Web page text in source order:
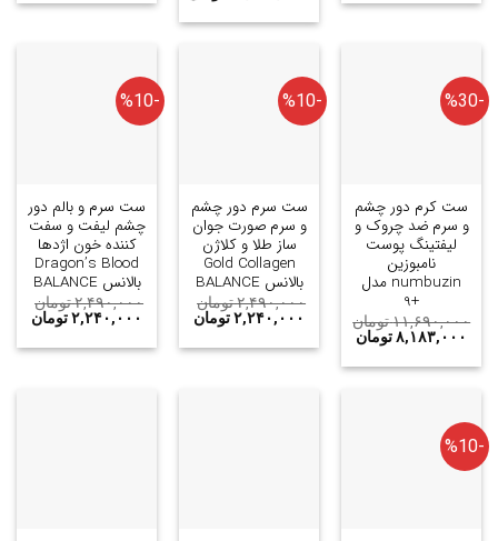
-%30
ست کرم دور چشم
و سرم ضد چروک و
لیفتینگ پوست
نامبوزین
numbuzin مدل
+9
۱۱,۶۹۰,۰۰۰تومان
۸,۱۸۳,۰۰۰تومان
-%10
ست سرم دور چشم
و سرم صورت جوان
ساز طلا و کلاژن
Gold Collagen
بالانس BALANCE
۲,۴۹۰,۰۰۰تومان
۲,۲۴۰,۰۰۰تومان
-%10
ست سرم و بالم دور
چشم لیفت و سفت
کننده خون اژدها
Dragon’s Blood
بالانس BALANCE
۲,۴۹۰,۰۰۰تومان
۲,۲۴۰,۰۰۰تومان
-%10